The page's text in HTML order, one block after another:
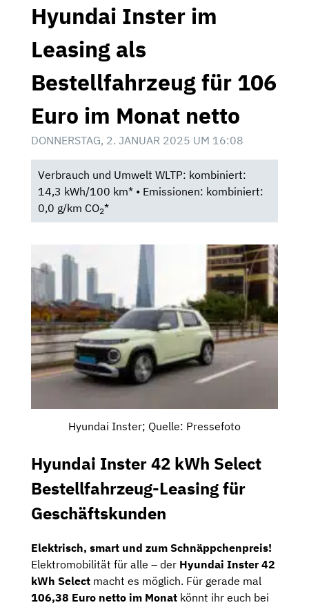
Hyundai Inster im
Leasing als
Bestellfahrzeug für 106
Euro im Monat netto
DONNERSTAG, 2. JANUAR 2025 UM 16:08
Verbrauch und Umwelt WLTP: kombiniert:
14,3 kWh/100 km* • Emissionen: kombiniert:
0,0 g/km CO2*
Hyundai Inster; Quelle: Pressefoto
Hyundai Inster 42 kWh Select
Bestellfahrzeug-Leasing für
Geschäftskunden
Elektrisch, smart und zum Schnäppchenpreis!
Elektromobilität für alle – der Hyundai Inster 42
kWh Select macht es möglich. Für gerade mal
106,38 Euro netto im Monat könnt ihr euch bei